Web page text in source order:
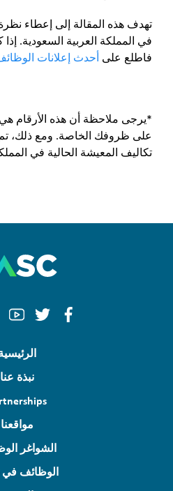
تهدف هذه المقالة إلى إعطاء
في المملكة العربية السعودية.
فاطلع على أحدث إعلانات
*يرجى ملاحظة أن هذه الأرقام
على ظروفك الخاصة. ومع ذلك،
تكاليف المعيشة الحالية في
نبذة عنا
مواقعنا
الشواغر
الوظائف